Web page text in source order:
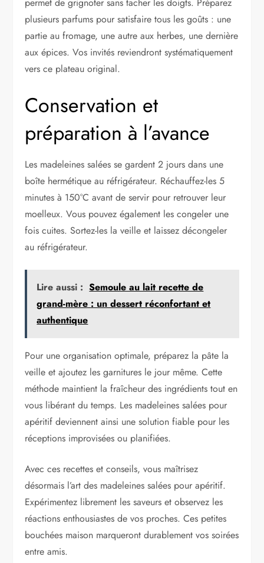
plusieurs parfums pour satisfaire tous les goûts : une
partie au fromage, une autre aux herbes, une dernière
aux épices. Vos invités reviendront systématiquement
vers ce plateau original.
Conservation et
préparation à l’avance
Les madeleines salées se gardent 2 jours dans une
boîte hermétique au réfrigérateur. Réchauffez-les 5
minutes à 150°C avant de servir pour retrouver leur
moelleux. Vous pouvez également les congeler une
fois cuites. Sortez-les la veille et laissez décongeler
au réfrigérateur.
Lire aussi : Semoule au lait recette de
grand-mère : un dessert réconfortant et
authentique
Pour une organisation optimale, préparez la pâte la
veille et ajoutez les garnitures le jour même. Cette
méthode maintient la fraîcheur des ingrédients tout en
vous libérant du temps. Les madeleines salées pour
apéritif deviennent ainsi une solution fiable pour les
réceptions improvisées ou planifiées.
Avec ces recettes et conseils, vous maîtrisez
désormais l’art des madeleines salées pour apéritif.
Expérimentez librement les saveurs et observez les
réactions enthousiastes de vos proches. Ces petites
bouchées maison marqueront durablement vos soirées
entre amis.